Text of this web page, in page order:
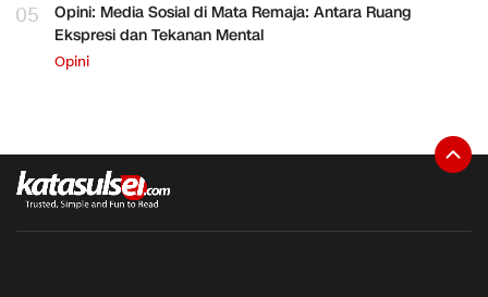
05
Opini: Media Sosial di Mata Remaja: Antara Ruang
Ekspresi dan Tekanan Mental
Opini